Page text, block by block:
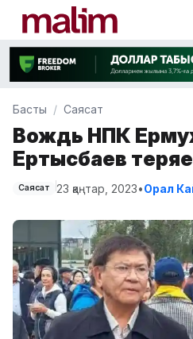
Басты Саясат
Вождь НПК
Ертысбаев
Саясат 23 қаңтар, 2023•Орал